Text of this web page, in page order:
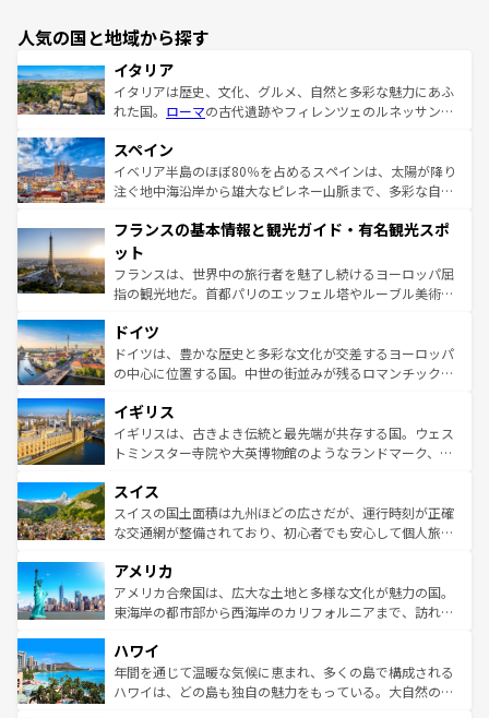
人気の国と地域から探す
イタリア
イタリアは歴史、文化、グルメ、自然と多彩な魅力にあふ
れた国。 ローマの古代遺跡やフィレンツェのルネッサンス
ろん、トスカーナの美しい田園風景やアマルフィ海岸の絶
景など、自然景観も見逃せない。観光の合間には、本場の
ピザやパスタなど、絶品のイタリア料理を堪能することも
ませてくれるイタリアで、忘れられない旅をしてみよう！
なお、新着のイタリア情報は
しい。
スペイン
イベリア半島のほぼ80％を占めるスペインは、太陽が降り
注ぐ地中海沿岸から雄大なピレネー山脈まで、多彩な自然
文化が根付くこの国では、情熱的なフラメンコ、熱気あふ
れる闘牛、そして美味しいタパスが生活の一部となってい
る。首都マドリードの洗練された雰囲気や、バルセロナの
アートに溢れた街角から、地方では古代ローマ遺跡や中世
せる。地方によって風土や気候が異なるスペインはその個
性で訪れる人を魅了する。 なお、新着のスペイン情報は コ
ンテンツ一覧を参照してほしい。
フランスの基本情報と観光ガイド・有名観光スポ
ット
フランスは、世界中の旅行者を魅了し続けるヨーロッパ屈
指の観光地だ。首都パリのエッフェル塔やルーブル美術館
で、幅広い魅力が詰まっている。華麗な宮殿、歴史的な大
聖堂、美しいビーチ、そして豊かな自然が、訪れる者を心
から魅了する。また、フランスは美食の国としても知ら
いる。シャンパンの発祥地であるランス、プロヴァンスの
香り高いラベンダー畑など、多彩な楽しみ方が可能だ。さ
らに、パリ以外の地域にも魅力が溢れており、どの街角に
れる地方に足を運ぶとそれぞれで全く異なる文化を体験で
きるだろう。 なお、新着のフランス情報はコンテンツ一覧
を参照してほしい。
ドイツ
ドイツは、豊かな歴史と多彩な文化が交差するヨーロッパ
の中心に位置する国。中世の街並みが残るロマンチック街
顔を持つこの国は、どこを歩いても飽きることがない。ベ
ルリンの文化的活気、バイエルン州のアルプスの絶景、そ
してライン川沿いのワイン畑といった風景は必見。ビール
は、お酒好きな人にはぜひ体験してほしい。 なお、新着の
ドイツ情報はコンテンツ一覧を参照してほしい。
イギリス
イギリスは、古きよき伝統と最先端が共存する国。ウェス
トミンスター寺院や大英博物館のようなランドマーク、歴
リアごとに異なる魅力がある。また、優雅なアフタヌーン
ティー、ビール好きにはたまらない英国パブ、サッカー観
戦など、本場だからこそできる体験も豊富。イギリスを旅
ンツ一覧を参照してほしい。
スイス
スイスの国土面積は九州ほどの広さだが、運行時刻が正確
な交通網が整備されており、初心者でも安心して個人旅行
の建物がそのまま残る町や、スイスならではのユニークな
博物館もあり、アルプス観光だけでなく町歩きも満喫する
ことができる。国民の所得が高いため物価も高いが、旅行
ば市内交通費無料で観光を楽しむこともできる。 なお、新
着のスイス情報はコンテンツ一覧 を参照してほしい。
アメリカ
アメリカ合衆国は、広大な土地と多様な文化が魅力の国。
東海岸の都市部から西海岸のカリフォルニアまで、訪れる
のような巨大都市は、観光、ショッピング、エンターテイ
ンメントが詰まった刺激的なスポットだ。一方、アメリカ
西部には大自然が広がり、グランドキャニオンやイエロー
ハワイ
年間を通じて温暖な気候に恵まれ、多くの島で構成される
ハワイは、どの島も独自の魅力をもっている。大自然の神